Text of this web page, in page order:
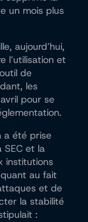
un mois plus
aujourd’hui,
l’utilisation et
de
les
pour se
a été prise
SEC et la
institutions
au fait
et de
la stabilité
: